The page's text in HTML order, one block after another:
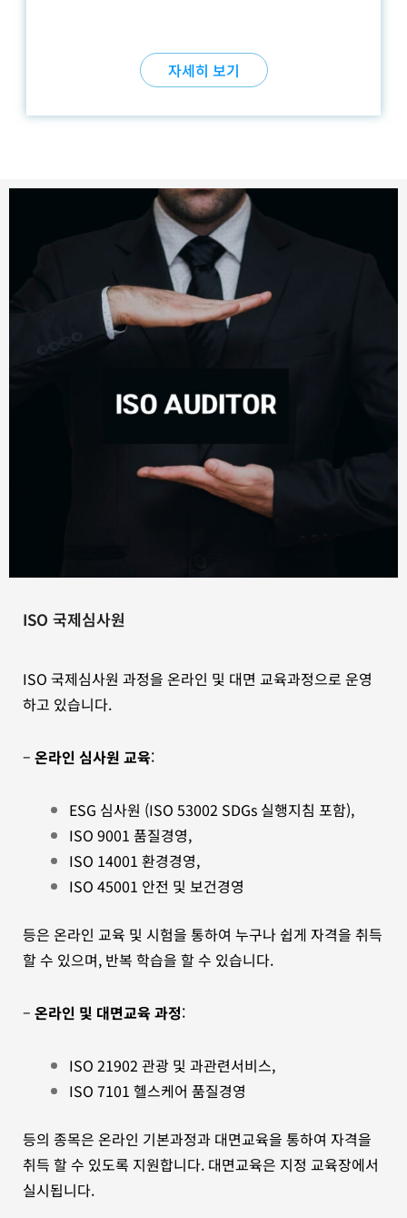
자세히 보기
ISO 국제심사원
ISO 국제심사원 과정을 온라인 및 대면 교육과정으로 운영
하고 있습니다.
– 온라인 심사원 교육:
ESG 심사원 (ISO 53002 SDGs 실행지침 포함),
ISO 9001 품질경영,
ISO 14001 환경경영,
ISO 45001 안전 및 보건경영
등은 온라인 교육 및 시험을 통하여 누구나 쉽게 자격을 취득
할 수 있으며, 반복 학습을 할 수 있습니다.
– 온라인 및 대면교육 과정:
ISO 21902 관광 및 과관련서비스,
ISO 7101 헬스케어 품질경영
등의 종목은 온라인 기본과정과 대면교육을 통하여 자격을
취득 할 수 있도록 지원합니다. 대면교육은 지정 교육장에서
실시됩니다.